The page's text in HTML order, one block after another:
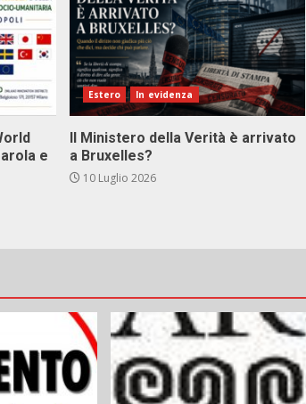
e
Estero In evidenza
Il Ministero della Verità è arrivato
a Bruxelles?
10 Luglio 2026